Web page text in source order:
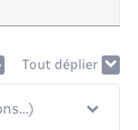
Tout déplier